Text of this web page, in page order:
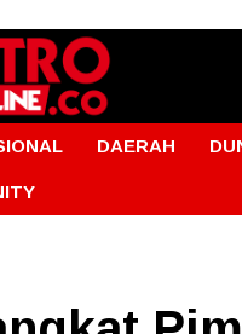
DAERAH